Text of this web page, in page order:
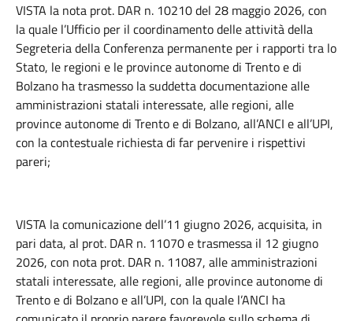
VISTA la nota prot. DAR n. 10210 del 28 maggio 2026, con
la quale l’Ufficio per il coordinamento delle attività della
Segreteria della Conferenza permanente per i rapporti tra lo
Stato, le regioni e le province autonome di Trento e di
Bolzano ha trasmesso la suddetta documentazione alle
amministrazioni statali interessate, alle regioni, alle
province autonome di Trento e di Bolzano, all’ANCI e all’UPI,
con la contestuale richiesta di far pervenire i rispettivi
pareri;
VISTA la comunicazione dell’11 giugno 2026, acquisita, in
pari data, al prot. DAR n. 11070 e trasmessa il 12 giugno
2026, con nota prot. DAR n. 11087, alle amministrazioni
statali interessate, alle regioni, alle province autonome di
Trento e di Bolzano e all’UPI, con la quale l’ANCI ha